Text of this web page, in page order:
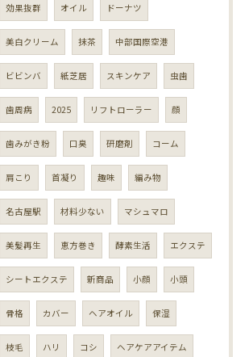
効果抜群 オイル ドーナツ
美白クリーム 抹茶 中部国際空港
ビビンバ 紙芝居 スキンケア 虫歯
歯周病 2025 リフトローラー 顔
歯みがき粉 口臭 研磨剤 コーム
肩こり 首凝り 趣味 編み物
名古屋駅 材料少ない マシュマロ
美髪再生 恵方巻き 酵素生活 エクステ
シートエクステ 新商品 小顔 小頭
骨格 カバー ヘアオイル 保湿
枝毛 ハリ コシ ヘアケアアイテム